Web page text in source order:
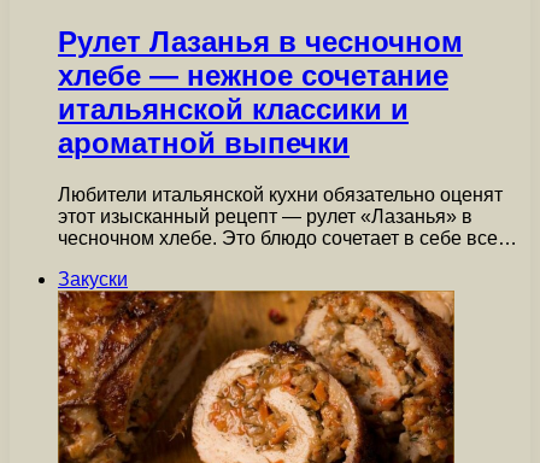
Рулет Лазанья в чесночном
хлебе — нежное сочетание
итальянской классики и
ароматной выпечки
Любители итальянской кухни обязательно оценят
этот изысканный рецепт — рулет «Лазанья» в
чесночном хлебе. Это блюдо сочетает в себе все…
Закуски